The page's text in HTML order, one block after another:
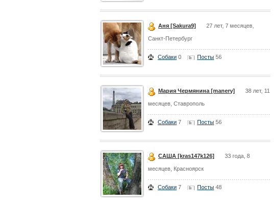
Аня [Sakura9] 27 лет, 7 месяцев,
Санкт-Петербург
Собаки 0 Посты 56
Мария Чермянина [manery] 38 лет, 11
месяцев, Ставрополь
Собаки 7 Посты 56
САША [kras147k126] 33 года, 8
месяцев, Красноярск
Собаки 7 Посты 48